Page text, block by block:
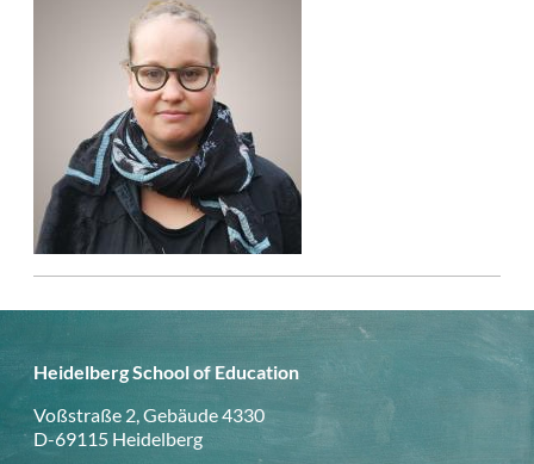
Heidelberg School of Education
Voßstraße 2, Gebäude 4330
D-69115 Heidelberg